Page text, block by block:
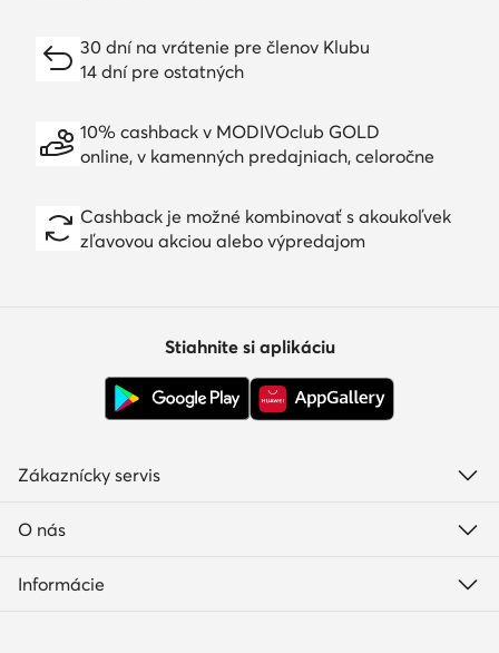
30 dní na vrátenie pre členov Klubu
14 dní pre ostatných
10% cashback v MODIVOclub GOLD
online, v kamenných predajniach, celoročne
Cashback je možné kombinovať s akoukoľvek
zľavovou akciou alebo výpredajom
Stiahnite si aplikáciu
Zákaznícky servis
O nás
Informácie